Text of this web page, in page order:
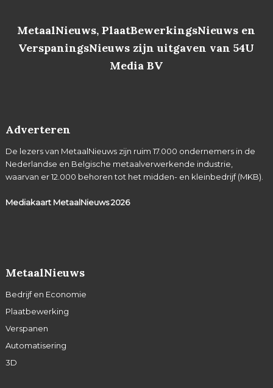
MetaalNieuws, PlaatBewerkingsNieuws en
VerspaningsNieuws zijn uitgaven van 54U
Media BV
Adverteren
De lezers van MetaalNieuws zijn ruim 17.000 ondernemers in de
Nederlandse en Belgische metaalverwerkende industrie,
waarvan er 12.000 behoren tot het midden- en kleinbedrijf (MKB).
Mediakaart MetaalNieuws2026
MetaalNieuws
Bedrijf en Economie
Plaatbewerking
Verspanen
Automatisering
3D